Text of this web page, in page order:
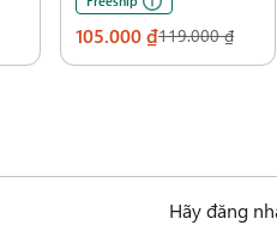
105.000 ₫119.000 ₫
Hãy đăng